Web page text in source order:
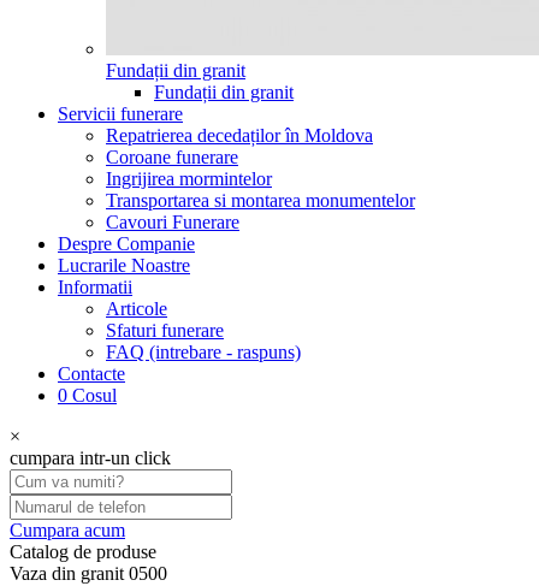
Fundații din granit
Fundații din granit
Servicii funerare
Repatrierea decedaților în Moldova
Coroane funerare
Ingrijirea mormintelor
Transportarea si montarea monumentelor
Cavouri Funerare
Despre Companie
Lucrarile Noastre
Informatii
Articole
Sfaturi funerare
FAQ (intrebare - raspuns)
Contacte
0 Cosul
×
cumpara intr-un click
Cumpara acum
Catalog de produse
Vaza din granit 0500